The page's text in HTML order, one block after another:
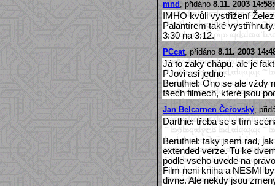
mnd , přidáno 8.11. 2003
IMHO kvůli vystřižení
Palantírem také
3:30 na 3:12.
PCcat, přidáno 8.11. 2003
Já to zaky chápu, ale je
PJovi asi jedno.
Beruthiel: Ono se ale vždy
fšech filmech, které jsou
Jan Belcarnen Čeřovský ,
Darthie: třeba se s tím
Beruthiel: taky jsem rad,
extended verze. Tu ke
podle vseho uvede na
Film neni kniha a NESMI
divne. Ale nekdy jsou